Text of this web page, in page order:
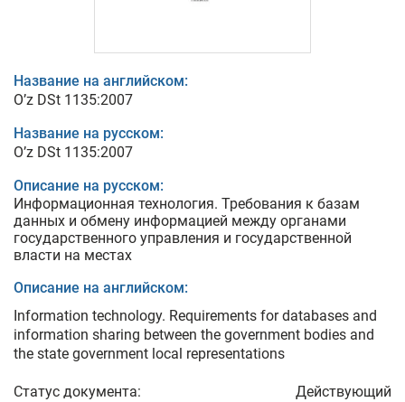
Название на английском:
O’z DSt 1135:2007
Название на русском:
O’z DSt 1135:2007
Описание на русском:
Информационная технология. Требования к базам
данных и обмену информацией между органами
государственного управления и государственной
власти на местах
Описание на английском:
Information technology. Requirements for databases and
information sharing between the government bodies and
the state government local representations
Статус документа: Действующий